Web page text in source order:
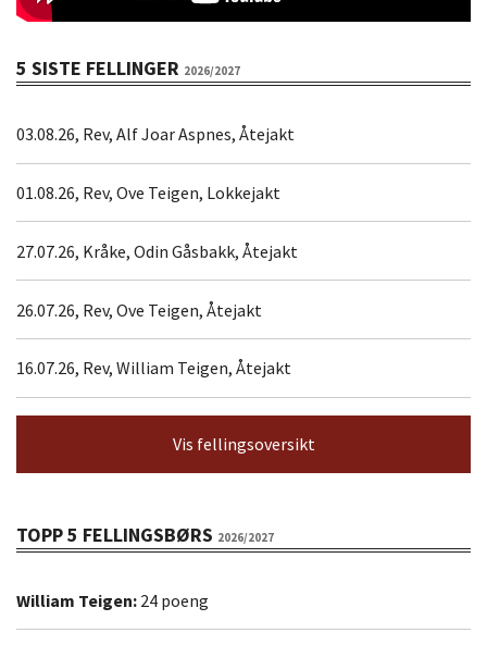
5 SISTE FELLINGER 2026/2027
03.08.26, Rev, Alf Joar Aspnes, Åtejakt
01.08.26, Rev, Ove Teigen, Lokkejakt
27.07.26, Kråke, Odin Gåsbakk, Åtejakt
26.07.26, Rev, Ove Teigen, Åtejakt
16.07.26, Rev, William Teigen, Åtejakt
Vis fellingsoversikt
TOPP 5 FELLINGSBØRS 2026/2027
William Teigen: 24 poeng